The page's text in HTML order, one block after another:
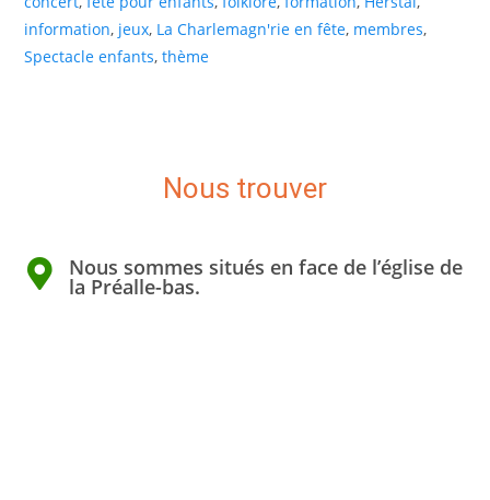
information, jeux, La Charlemagn'rie en fête, membres,
Spectacle enfants, thème
Nous trouver
Nous sommes situés en face de l’église de
la Préalle-bas.